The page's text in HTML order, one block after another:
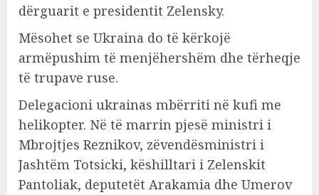
dërguarit e presidentit Zelensky.
Mësohet se Ukraina do të kërkojë
armëpushim të menjëhershëm dhe tërheqje
të trupave ruse.
Delegacioni ukrainas mbërriti në kufi me
helikopter. Në të marrin pjesë ministri i
Mbrojtjes Reznikov, zëvendësministri i
Jashtëm Totsicki, këshilltari i Zelenskit
Pantoliak, deputetët Arakamia dhe Umerov